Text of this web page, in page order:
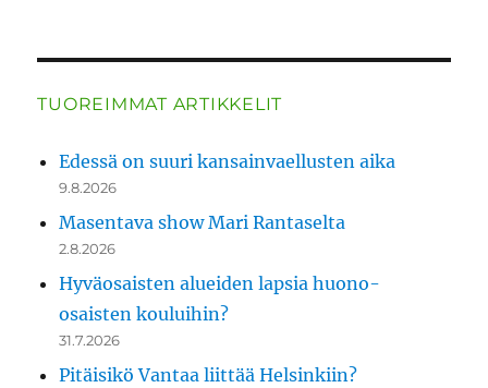
TUOREIMMAT ARTIKKELIT
Edessä on suuri kansainvaellusten aika
9.8.2026
Masentava show Mari Rantaselta
2.8.2026
Hyväosaisten alueiden lapsia huono-
osaisten kouluihin?
31.7.2026
Pitäisikö Vantaa liittää Helsinkiin?